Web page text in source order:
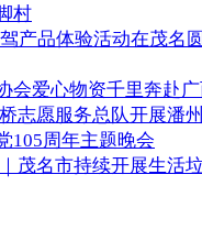
村
产品体验活动在茂名
会爱心物资千里奔赴
愿服务总队开展潘
105周年主题晚会
茂名市持续开展生活